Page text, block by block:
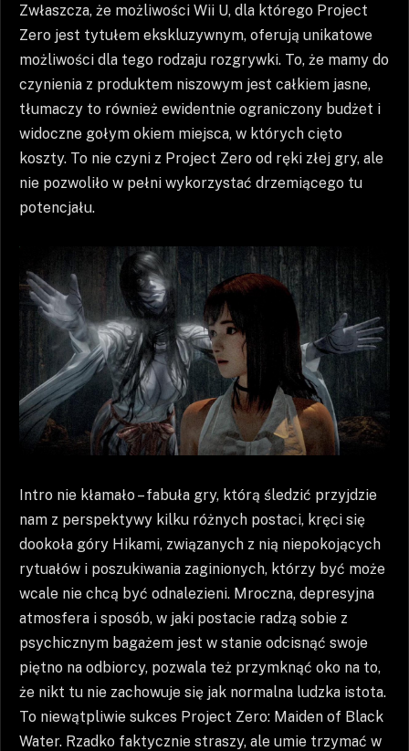
Zwłaszcza, że możliwości Wii U, dla którego Project
Zero jest tytułem ekskluzywnym, oferują unikatowe
możliwości dla tego rodzaju rozgrywki. To, że mamy do
czynienia z produktem niszowym jest całkiem jasne,
tłumaczy to również ewidentnie ograniczony budżet i
widoczne gołym okiem miejsca, w których cięto
koszty. To nie czyni z Project Zero od ręki złej gry, ale
nie pozwoliło w pełni wykorzystać drzemiącego tu
potencjału.
Intro nie kłamało – fabuła gry, którą śledzić przyjdzie
nam z perspektywy kilku różnych postaci, kręci się
dookoła góry Hikami, związanych z nią niepokojących
rytuałów i poszukiwania zaginionych, którzy być może
wcale nie chcą być odnalezieni. Mroczna, depresyjna
atmosfera i sposób, w jaki postacie radzą sobie z
psychicznym bagażem jest w stanie odcisnąć swoje
piętno na odbiorcy, pozwala też przymknąć oko na to,
że nikt tu nie zachowuje się jak normalna ludzka istota.
To niewątpliwie sukces Project Zero: Maiden of Black
Water. Rzadko faktycznie straszy, ale umie trzymać w